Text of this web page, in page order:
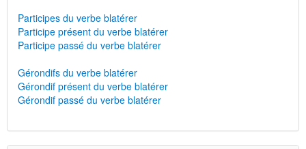
Participes du verbe blatérer
Participe présent du verbe blatérer
Participe passé du verbe blatérer
Gérondifs du verbe blatérer
Gérondif présent du verbe blatérer
Gérondif passé du verbe blatérer